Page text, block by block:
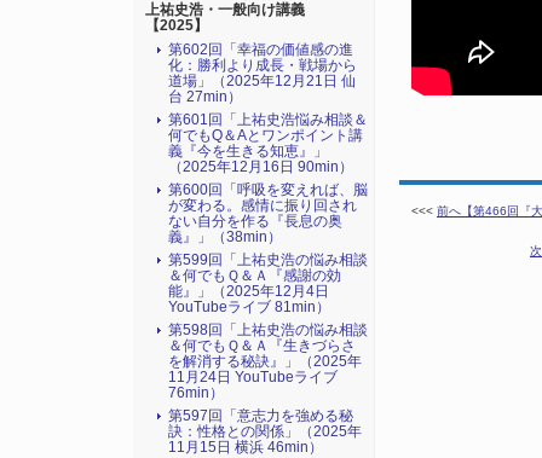
<<< 前へ【第466回『
上祐史浩・一般向け講義
【2025】
第602回「幸福の価値感の進
化：勝利より成長・戦場から
道場」（2025年12月21日 仙
台 27min）
第601回「上祐史浩悩み相談＆
何でもQ＆Aとワンポイント講
義『今を生きる知恵』」
（2025年12月16日 90min）
第600回「呼吸を変えれば、脳
が変わる。感情に振り回され
ない自分を作る『長息の奥
義』」（38min）
第599回「上祐史浩の悩み相談
＆何でもＱ＆Ａ『感謝の効
能』」（2025年12月4日
YouTubeライブ 81min）
第598回「上祐史浩の悩み相談
＆何でもＱ＆Ａ『生きづらさ
を解消する秘訣』​」（2025年
11月24日 YouTubeライブ
76min）
第597回「意志力を強める秘
訣：性格との関係」（2025年
11月15日 横浜 46min）